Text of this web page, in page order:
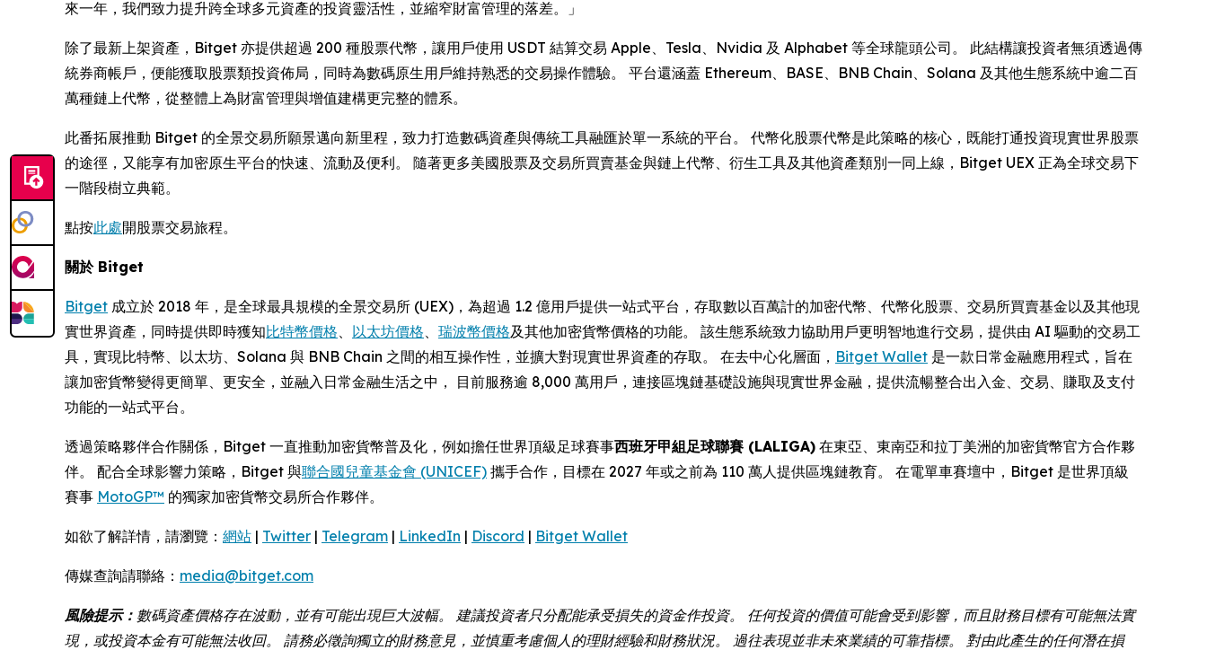
來一年，我們致力提升跨全球多元資產的投資靈活性，並縮窄財富管理的落差。」
除了最新上架資產，Bitget 亦提供超過 200 種股票代幣，讓用戶使用 USDT 結算交易 Apple、Tesla、Nvidia 及 Alphabet 等全球龍頭公司。 此結構讓投資者無須透過傳
統券商帳戶，便能獲取股票類投資佈局，同時為數碼原生用戶維持熟悉的交易操作體驗。 平台還涵蓋 Ethereum、BASE、BNB Chain、Solana 及其他生態系統中逾二百
萬種鏈上代幣，從整體上為財富管理與增值建構更完整的體系。
此番拓展推動 Bitget 的全景交易所願景邁向新里程，致力打造數碼資產與傳統工具融匯於單一系統的平台。 代幣化股票代幣是此策略的核心，既能打通投資現實世界股票
的途徑，又能享有加密原生平台的快速、流動及便利。 隨著更多美國股票及交易所買賣基金與鏈上代幣、衍生工具及其他資產類別一同上線，Bitget UEX 正為全球交易下
一階段樹立典範。
點按此處開股票交易旅程。
關於 Bitget
Bitget 成立於 2018 年，是全球最具規模的全景交易所 (UEX)，為超過 1.2 億用戶提供一站式平台，存取數以百萬計的加密代幣、代幣化股票、交易所買賣基金以及其他現
實世界資產，同時提供即時獲知比特幣價格 以太坊價格 瑞波幣價格及其他加密貨幣價格的功能。 該生態系統致力協助用戶更明智地進行交易，提供由 AI 驅動的交易工
具，實現比特幣、以太坊、Solana 與 BNB Chain 之間的相互操作性，並擴大對現實世界資產的存取。 在去中心化層面， Bitget Wallet 是一款日常金融應用程式，旨在
讓加密貨幣變得更簡單、更安全，並融入日常金融生活之中， 目前服務逾 8,000 萬用戶，連接區塊鏈基礎設施與現實世界金融，提供流暢整合出入金、交易、賺取及支付
功能的一站式平台。
透過策略夥伴合作關係，Bitget 一直推動加密貨幣普及化，例如擔任世界頂級足球賽事西班牙甲組足球聯賽 (LALIGA) 在東亞、東南亞和拉丁美洲的加密貨幣官方合作夥
伴。 配合全球影響力策略，Bitget 與聯合國兒童基金會 (UNICEF) 攜手合作，目標在 2027 年或之前為 110 萬人提供區塊鏈教育。 在電單車賽壇中，Bitget 是世界頂級
賽事 MotoGP™ 的獨家加密貨幣交易所合作夥伴。
如欲了解詳情，請瀏覽： 網站 | Twitter | Telegram | LinkedIn | Discord | Bitget Wallet
傳媒查詢請聯絡： media@bitget.com
風險提示： 數碼資產價格存在波動，並有可能出現巨大波幅。 建議投資者只分配能承受損失的資金作投資。 任何投資的價值可能會受到影響，而且財務目標有可能無法實
現，或投資本金有可能無法收回。 請務必徵詢獨立的財務意見，並慎重考慮個人的理財經驗和財務狀況。 過往表現並非未來業績的可靠指標。 對由此產生的任何潛在損